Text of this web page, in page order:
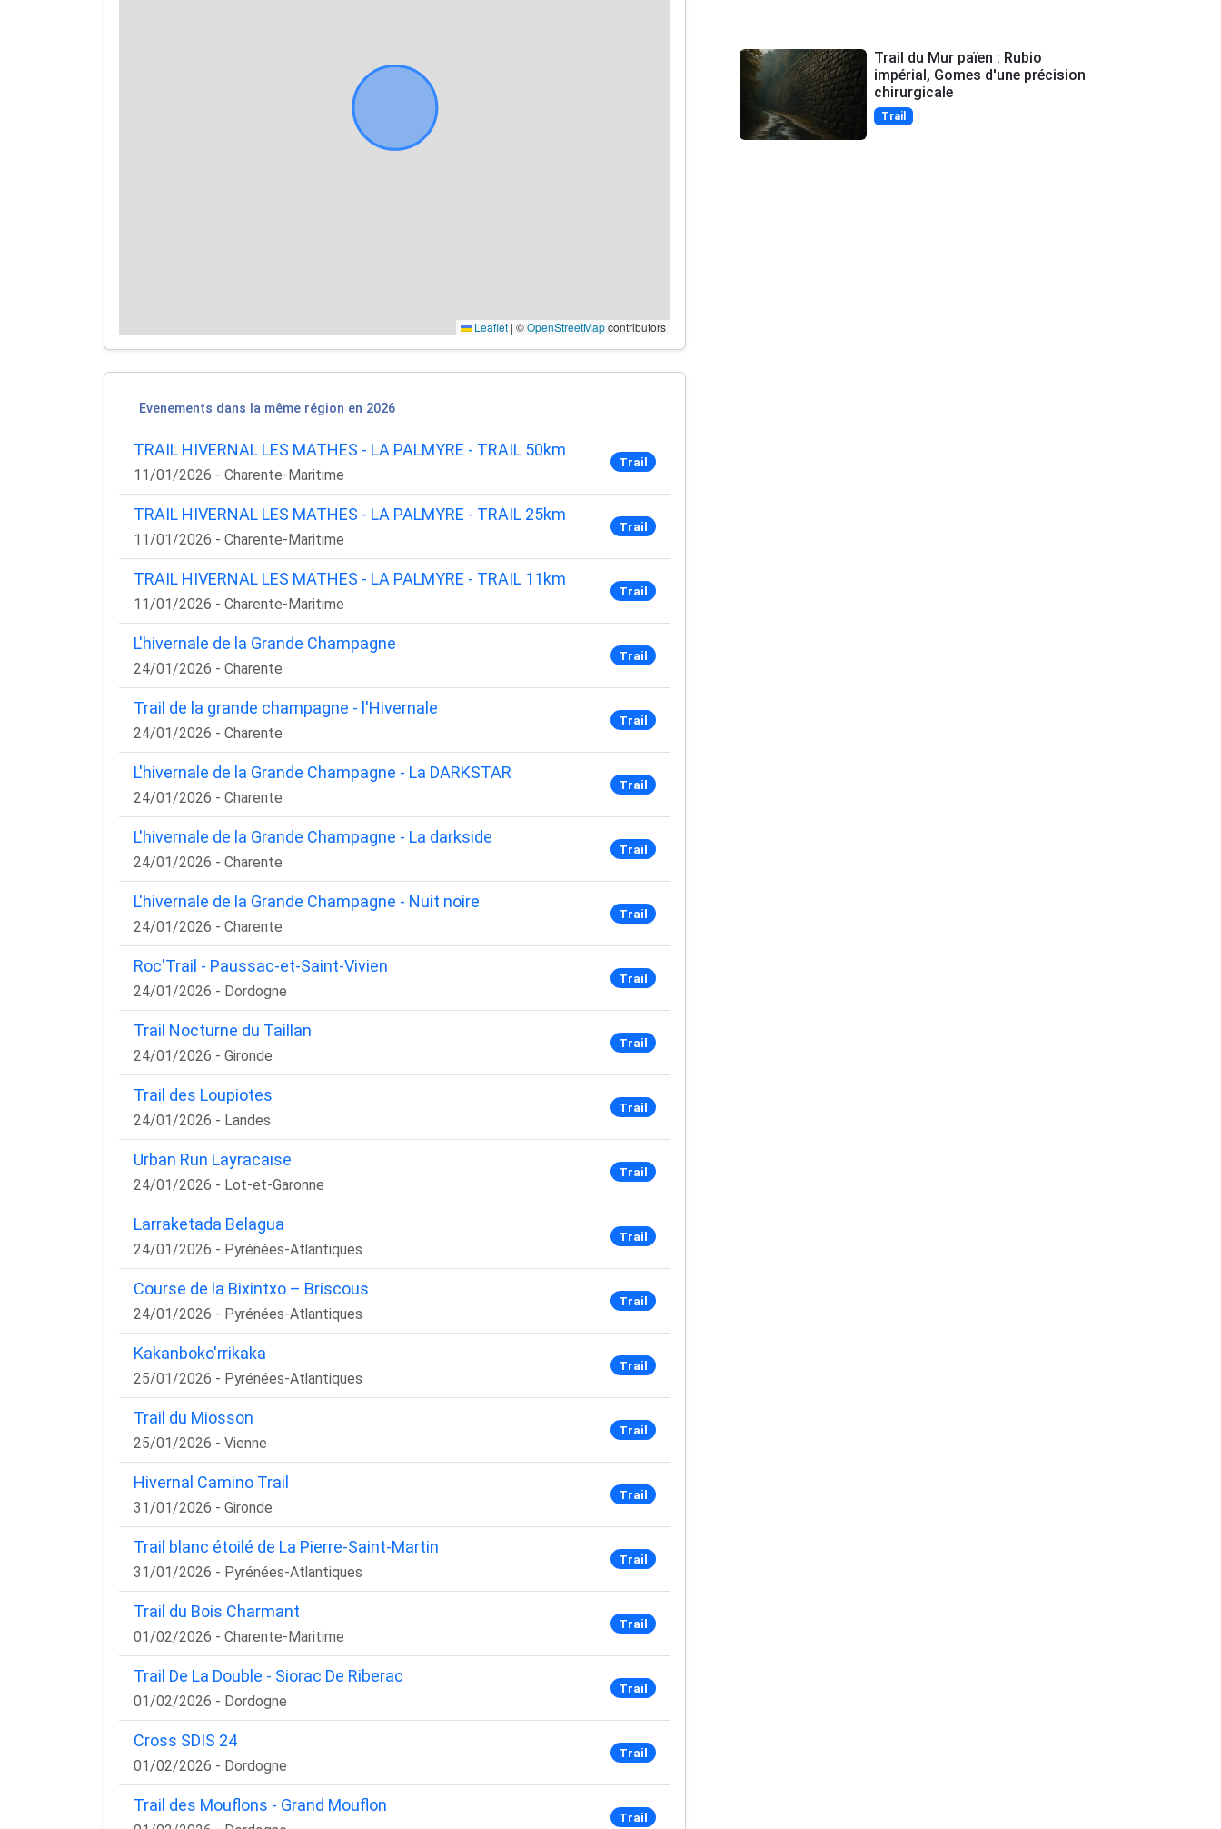
Leaflet | ©OpenStreetMapcontributors
Evenements dans la même région en 2026
TRAIL HIVERNAL LES MATHES - LA PALMYRE - TRAIL 50km
11/01/2026 - Charente-Maritime
Trail
TRAIL HIVERNAL LES MATHES - LA PALMYRE - TRAIL 25km
11/01/2026 - Charente-Maritime
Trail
TRAIL HIVERNAL LES MATHES - LA PALMYRE - TRAIL 11km
11/01/2026 - Charente-Maritime
Trail
L'hivernale de la Grande Champagne
24/01/2026 - Charente
Trail
Trail de la grande champagne - l'Hivernale
24/01/2026 - Charente
Trail
L'hivernale de la Grande Champagne - La DARKSTAR
24/01/2026 - Charente
Trail
L'hivernale de la Grande Champagne - La darkside
24/01/2026 - Charente
Trail
L'hivernale de la Grande Champagne - Nuit noire
24/01/2026 - Charente
Trail
Roc'Trail - Paussac-et-Saint-Vivien
24/01/2026 - Dordogne
Trail
Trail Nocturne du Taillan
24/01/2026 - Gironde
Trail
Trail des Loupiotes
24/01/2026 - Landes
Trail
Urban Run Layracaise
24/01/2026 - Lot-et-Garonne
Trail
Larraketada Belagua
24/01/2026 - Pyrénées-Atlantiques
Trail
Course de la Bixintxo – Briscous
24/01/2026 - Pyrénées-Atlantiques
Trail
Kakanboko'rrikaka
25/01/2026 - Pyrénées-Atlantiques
Trail
Trail du Miosson
25/01/2026 - Vienne
Trail
Hivernal Camino Trail
31/01/2026 - Gironde
Trail
Trail blanc étoilé de La Pierre-Saint-Martin
31/01/2026 - Pyrénées-Atlantiques
Trail
Trail du Bois Charmant
01/02/2026 - Charente-Maritime
Trail
Trail De La Double - Siorac De Riberac
01/02/2026 - Dordogne
Trail
Cross SDIS 24
01/02/2026 - Dordogne
Trail
Trail des Mouflons - Grand Mouflon
Trail
Trail du Mur païen : Rubio
impérial, Gomes d'une précision
chirurgicale
Trail